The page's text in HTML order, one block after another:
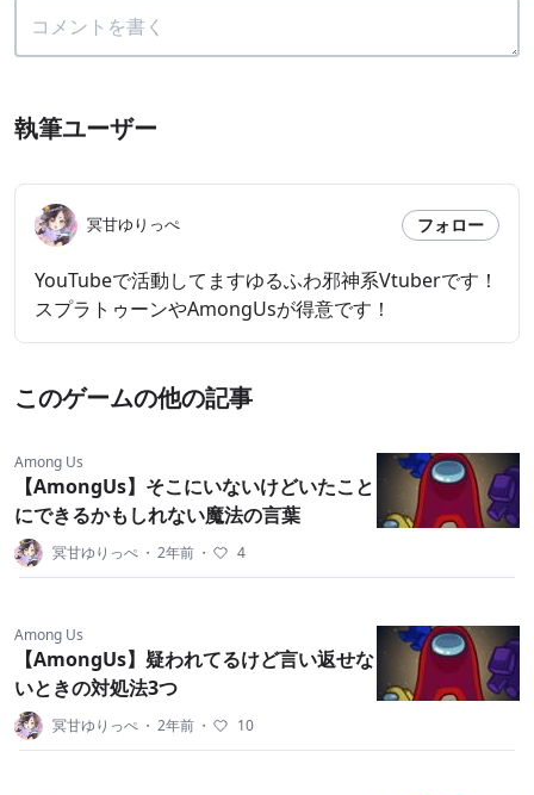
執筆ユーザー
冥甘ゆりっぺ フォロー
YouTubeで活動してますゆるふわ邪神系Vtuberです！
スプラトゥーンやAmongUsが得意です！
このゲームの他の記事
Among Us
【AmongUs】そこにいないけどいたこと
にできるかもしれない魔法の言葉
冥甘ゆりっぺ ・ 2年前 ・ 4
Among Us
【AmongUs】疑われてるけど言い返せな
いときの対処法3つ
冥甘ゆりっぺ ・ 2年前 ・ 10